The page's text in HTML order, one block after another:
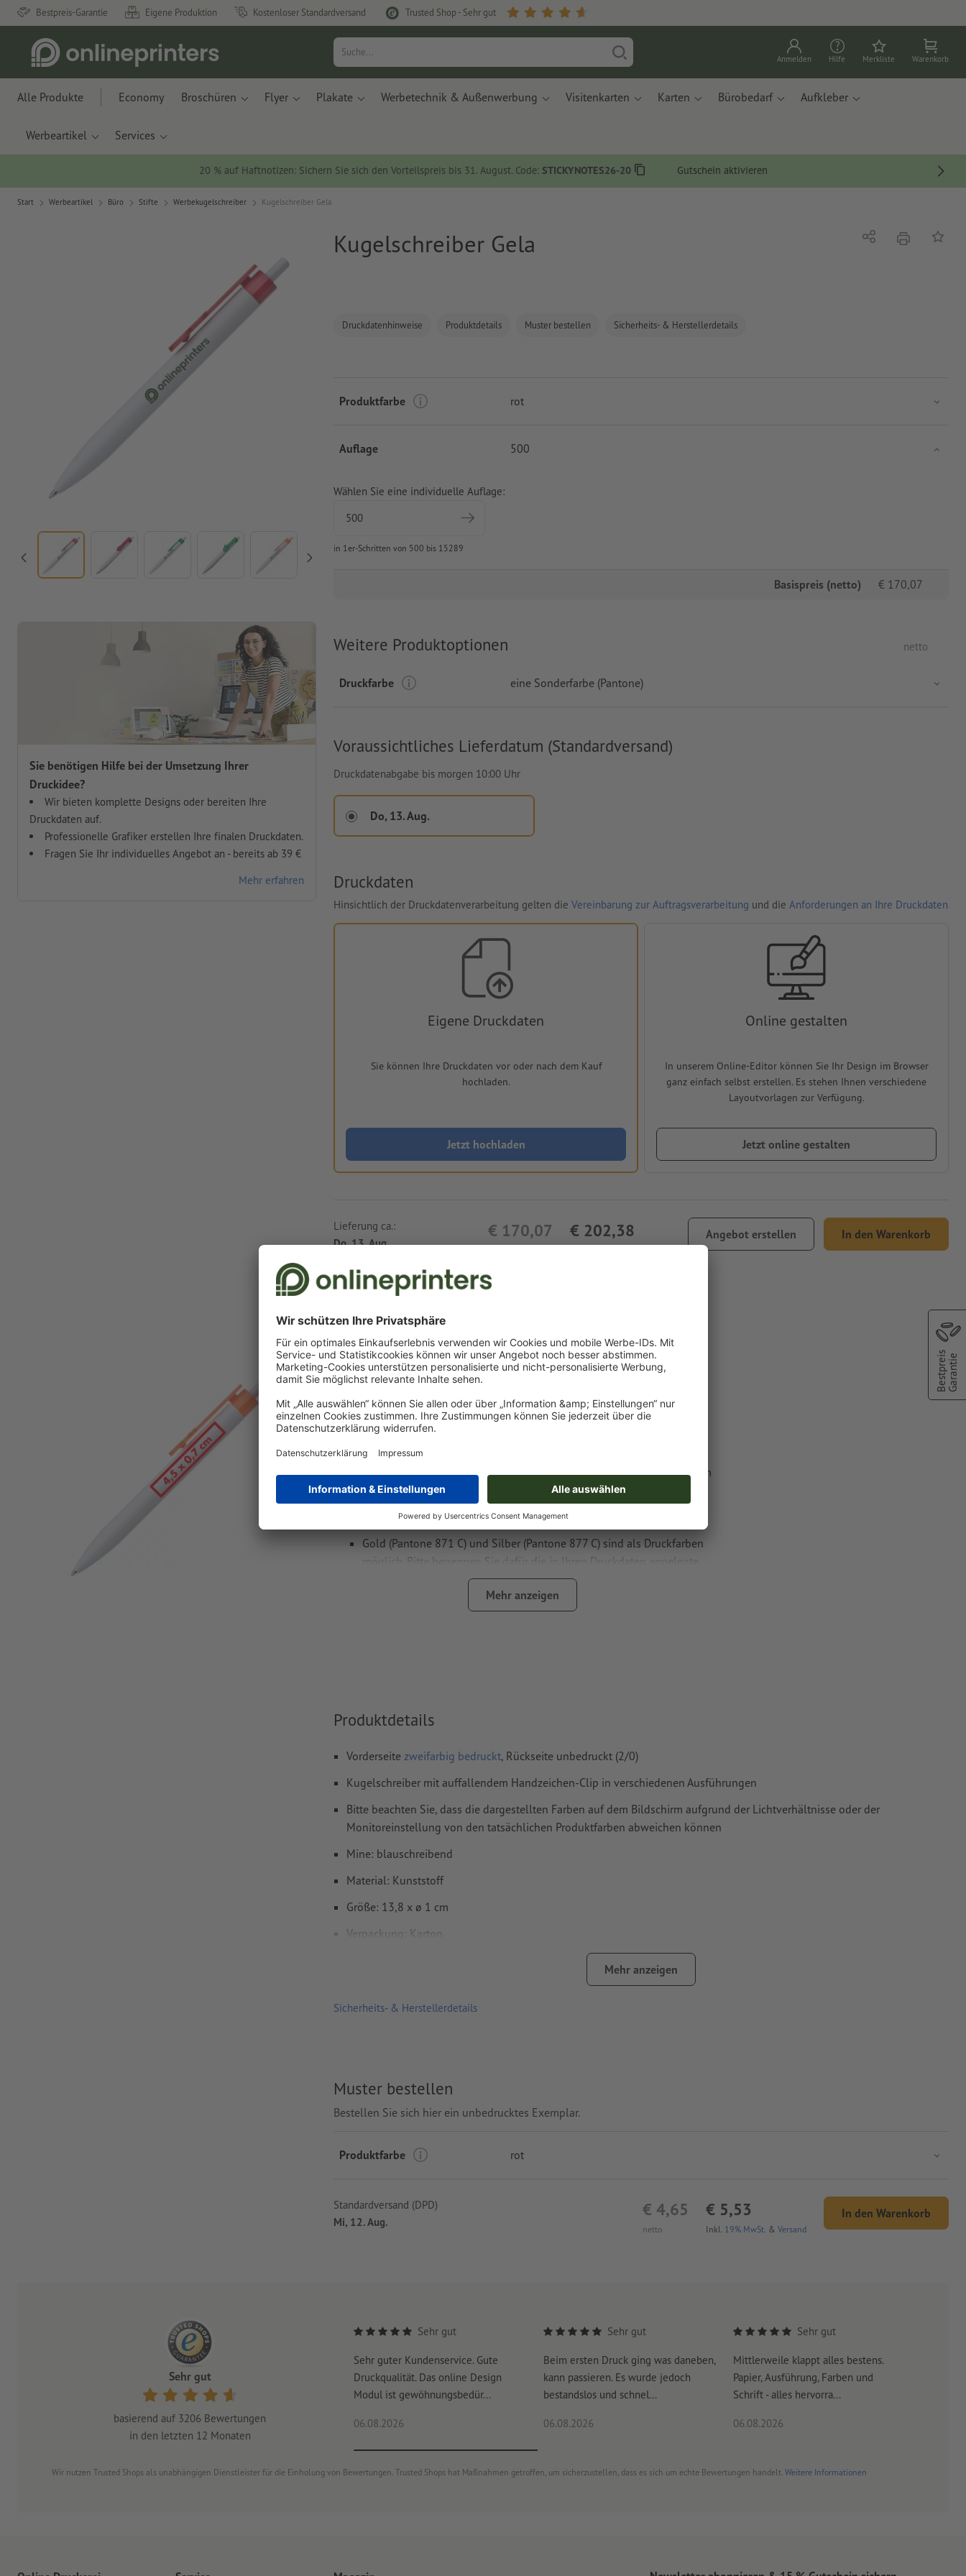
Bestpreis-Garantie Eigene Produktion Kostenloser Standardversand Trusted Shop - Sehr gut
Anmelden Hilfe Merkliste Warenkorb
Alle Produkte Economy Broschüren Flyer Plakate Werbetechnik & Außenwerbung Visitenkarten Karten Bürobedarf Aufkleber
Werbeartikel Services
20 % auf Haftnotizen: Sichern Sie sich den Vorteilspreis bis 31. August. Code: STICKYNOTES26-20 Gutschein aktivieren
Start Werbeartikel Büro Stifte Werbekugelschreiber Kugelschreiber Gela
Kugelschreiber Gela
Sie benötigen Hilfe bei der Umsetzung Ihrer
Druckidee?
Wir bieten komplette Designs oder bereiten Ihre
Druckdaten auf.
Professionelle Grafiker erstellen Ihre finalen Druckdaten.
Fragen Sie Ihr individuelles Angebot an - bereits ab 39 €
Mehr erfahren
Druckdatenhinweise Produktdetails Muster bestellen Sicherheits- & Herstellerdetails
Teilen DruckenAuf
Produktfarbe rot
Auflage 500
Wählen Sie eine individuelle Auflage:
in 1er-Schritten von 500 bis 15289
Basispreis (netto) € 170,07
Weitere Produktoptionen netto
Druckfarbe eine Sonderfarbe (Pantone)
Voraussichtliches Lieferdatum (Standardversand)
Druckdatenabgabe bis morgen 10:00 Uhr
Do, 13. Aug.
Druckdaten
Hinsichtlich der Druckdatenverarbeitung gelten die Vereinbarung zur Auftragsverarbeitung und die Anforderungen an Ihre Druckdaten
Eigene Druckdaten
Sie können Ihre Druckdaten vor oder nach dem Kauf
hochladen.
Jetzt hochladen
Online gestalten
In unserem Online-Editor können Sie Ihr Design im Browser
ganz einfach selbst erstellen. Es stehen Ihnen verschiedene
Layoutvorlagen zur Verfügung.
Jetzt online gestalten
€ 170,07 € 202,38 Angebot erstellen In den Warenkorb
Lieferung ca.:
Do, 13. Aug.
Druckdatenhinweise Kugelschreiber Gela
Datenformat (inkl. 0 mm Beschnitt): 4,5 x 0,7 cm
Das druckfertige PDF darf nur Vektoren enthalten; JPEG- oder TIFF-
Bilder und -Vorlagen sind nicht geeignet
Als Motivfarben sind eine bzw. zwei
Benennen Sie die Farbfelder mit der entsprechenden Zielfarbe aus dem
Pantone FORMULA GUIDE Solid Coated (z.B. "Pantone 286 C").
Es sind keine Metallic- und Neonfarben möglich.
Gold (Pantone 871 C) und Silber (Pantone 877 C) sind als Druckfarben
möglich. Bitte benennen Sie dafür die in Ihren Druckdaten angelegte
Volltonfarbe in „gold“ oder „silver“.
das Trägermaterial kann beim
Druck mit weißer Farbe
Mehr anzeigen
Produktdetails
Vorderseite zweifarbig bedruckt, Rückseite unbedruckt (2/0)
Kugelschreiber mit auffallendem Handzeichen-Clip in verschiedenen Ausführungen
Bitte beachten Sie, dass die dargestellten Farben auf dem Bildschirm aufgrund der Lichtverhältnisse oder der
Monitoreinstellung von den tatsächlichen Produktfarben abweichen können
Mine: blauschreibend
Material: Kunststoff
Größe: 13,8 x ø 1 cm
Verpackung: Karton
Mehr anzeigen
Sicherheits- & Herstellerdetails
Muster bestellen
Bestellen Sie sich hier ein unbedrucktes Exemplar.
Produktfarbe rot
netto
€ 4,65
Inkl. 19% MwSt. & Versand
€ 5,53 In den Warenkorb
Standardversand (DPD)
Mi, 12. Aug.
Sehr gut
basierend auf 3206 Bewertungen
in den letzten 12 Monaten
Sehr gut
Sehr guter Kundenservice. Gute
Druckqualität. Das online Design
Modul ist gewöhnungsbedür...
06.08.2026
Sehr gut
Beim ersten Druck ging was daneben,
kann passieren. Es wurde jedoch
bestandslos und schnel...
06.08.2026
Sehr gut
Mittlerweile klappt alles bestens.
Papier, Ausführung, Farben und
Schrift - alles hervorra...
06.08.2026
Wir nutzen Trusted Shops als unabhängigen Dienstleister für die Einholung von Bewertungen. Trusted Shops hat Maßnahmen getroffen, um sicherzustellen, dass es sich um echte Bewertungen handelt. Weitere Informationen
BestpreisGarantie